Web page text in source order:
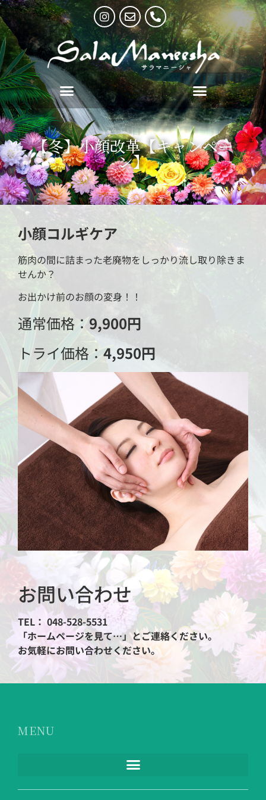
【冬】小顔改革【キャンペー
ン】
小顔コルギケア
筋肉の間に詰まった老廃物をしっかり流し取り除きま
せんか？
お出かけ前のお顔の変身！！
通常価格：9,900円
トライ価格：4,950円
お問い合わせ
TEL： 048-528-5531
「ホームページを見て…」とご連絡ください。
お気軽にお問い合わせください。
MENU